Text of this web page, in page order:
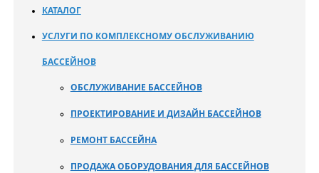
КАТАЛОГ
УСЛУГИ ПО КОМПЛЕКСНОМУ ОБСЛУЖИВАНИЮ
БАССЕЙНОВ
ОБСЛУЖИВАНИЕ БАССЕЙНОВ
ПРОЕКТИРОВАНИЕ И ДИЗАЙН БАССЕЙНОВ
РЕМОНТ БАССЕЙНА
ПРОДАЖА ОБОРУДОВАНИЯ ДЛЯ БАССЕЙНОВ